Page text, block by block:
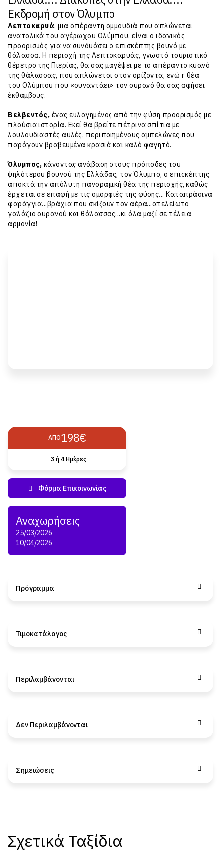
Εκδρομή στον Όλυμπο
Λεπτοκαρυά, μια απέραντη αμμουδιά που απλώνεται
ανατολικά του αγέρωχου Ολύμπου, είναι ο ιδανικός
προορισμός για να συνδυάσει ο επισκέπτης βουνό με
θάλασσα. Η περιοχή της Λεπτοκαρυάς, γνωστό τουριστικό
θέρετρο της Πιερίας, θα σας μαγέψει με το απέραντο κυανό
της θάλασσας, που απλώνεται στον ορίζοντα, ενώ η θέα
του Ολύμπου που «συναντάει» τον ουρανό θα σας αφήσει
έκθαμβους.
Βελβεντός, ένας ευλογημένος από την φύση προορισμός με
πλούσια ιστορία. Εκεί θα βρείτε πέτρινα σπίτια με
λουλουδιαστές αυλές, περιποιημένους αμπελώνες που
παράγουν βραβευμένα κρασιά και καλό φαγητό.
Όλυμπος, κάνοντας ανάβαση στους πρόποδες του
ψηλότερου βουνού της Ελλάδας, τον Όλυμπο, ο επισκέπτης
αποκτά την απόλυτη πανοραμική θέα της περιοχής, καθώς
έρχεται σε επαφή με τις ομορφιές της φύσης... Καταπράσινα
φαράγγια...βράχια που σκίζουν τον αέρα...ατελείωτο
γαλάζιο ουρανού και θάλασσας...κι όλα μαζί σε τέλεια
αρμονία!
ΑΠΌ198€
3 ή 4 Ημέρες
25/03/2026
10/04/2026
Πρόγραμμα
Τιμοκατάλογος
Περιλαμβάνονται
Δεν Περιλαμβάνονται
Σημειώσεις
Σχετικά Ταξίδια